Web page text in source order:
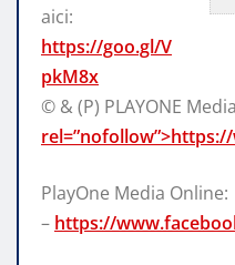
aici:
https://goo.gl/V
pkM8x
© & (P) PLAYONE Media
PlayOne Media Online:
– https://